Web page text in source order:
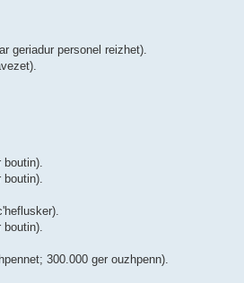
geriadur personel reizhet).
300.000 ger ouzhpenn).